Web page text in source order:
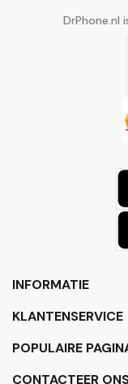
DrPhone.nl
INFORMATIE
KLANTENSERVICE
POPULAIRE
CONTACTEER